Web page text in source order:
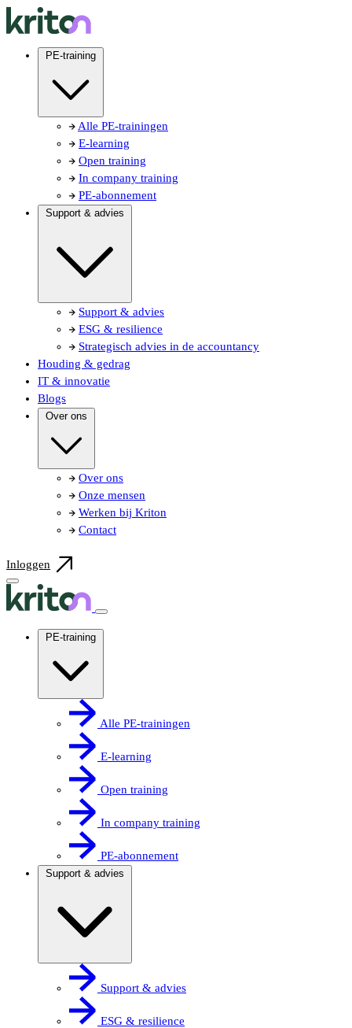
PE-training
Alle PE-trainingen
E-learning
Open training
In company training
PE-abonnement
Support & advies
Support & advies
ESG & resilience
Strategisch advies in de accountancy
Houding & gedrag
IT & innovatie
Blogs
Over ons
Over ons
Onze mensen
Werken bij Kriton
Contact
Inloggen
PE-training
Alle PE-trainingen
E-learning
Open training
In company training
PE-abonnement
Support & advies
Support & advies
ESG & resilience